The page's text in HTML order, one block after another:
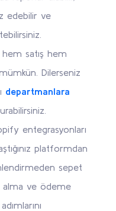
edebilir ve
satış hem
Dilerseniz
departmanlara
entegrasyonları
platformdan
sepet
alma ve ödeme